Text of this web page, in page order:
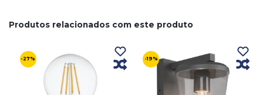
Produtos relacionados com este produto
-27% -19%